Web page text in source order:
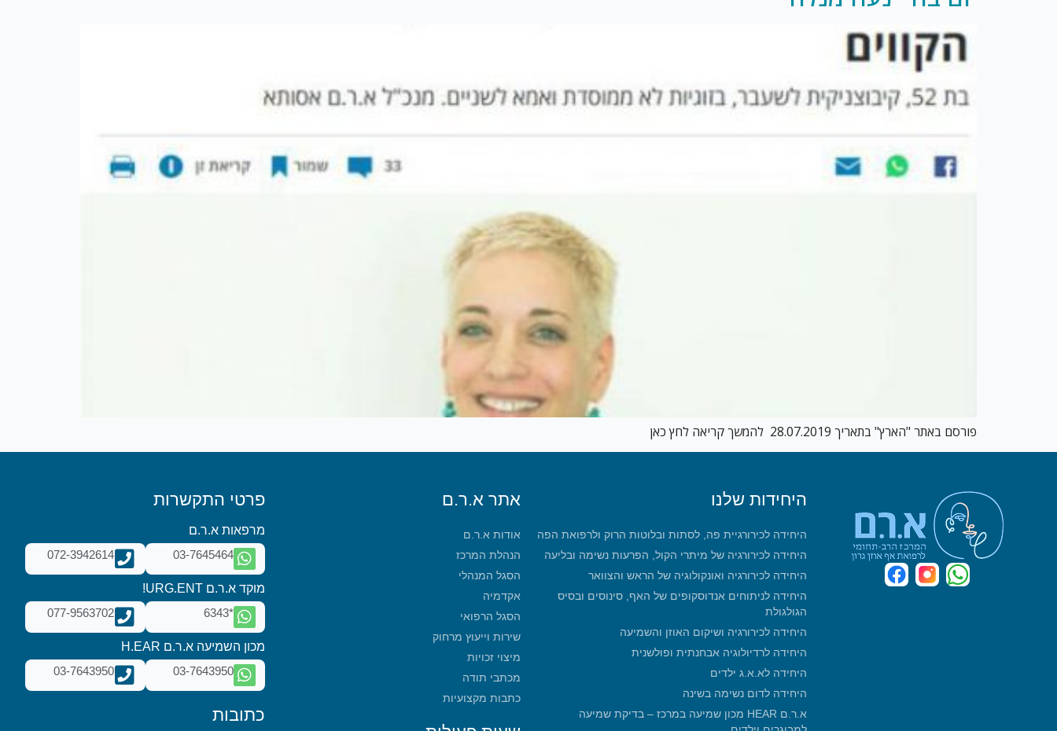
פורסם באתר "הארץ" בתאריך 28.07.2019 להמשך קריאה לחץ כאן
היחידות שלנו
היחידה לכירורגיית פה, לסתות ובלוטות הרוק ולרפואת הפה
היחידה לכירורגיה של מיתרי הקול, הפרעות נשימה ובליעה
היחידה לכירורגיה ואונקולוגיה של הראש והצוואר
היחידה לניתוחים אנדוסקופים של האף, סינוסים ובסיס
הגולגולת
היחידה לכירורגיה ושיקום האוזן והשמיעה
היחידה לרדיולוגיה אבחנתית ופולשנית
היחידה לא.א.ג ילדים
היחידה לדום נשימה בשינה
א.ר.ם HEAR מכון שמיעה במרכז – בדיקת שמיעה
אתר א.ר.ם
אודות א.ר.ם
הנהלת המרכז
הסגל המנהלי
אקדמיה
הסגל הרפואי
שירות וייעוץ מרחוק
מיצוי זכויות
מכתבי תודה
כתבות מקצועיות
פרטי התקשרות
מרפאות א.ר.ם
03-7645464
072-3942614
מוקד א.ר.ם URG.ENT!
*6343
077-9563702
מכון השמיעה א.ר.ם H.EAR
03-7643950
03-7643950
כתובות